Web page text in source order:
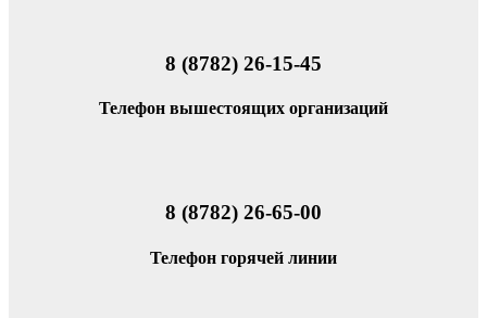
8 (8782) 26-15-45
Телефон вышестоящих организаций
8 (8782) 26-65-00
Телефон горячей линии